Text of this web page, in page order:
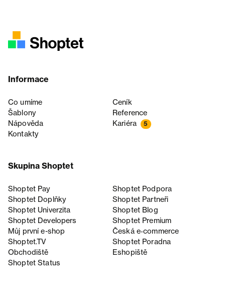
Informace
Co umíme
Ceník
Šablony
Reference
Nápověda
Kariéra 5
Kontakty
Skupina Shoptet
Shoptet Pay
Shoptet Podpora
Shoptet Doplňky
Shoptet Partneři
Shoptet Univerzita
Shoptet Blog
Shoptet Developers
Shoptet Premium
Můj první e-shop
Česká e‑commerce
Shoptet.TV
Shoptet Poradna
Obchodiště
Eshopiště
Shoptet Status